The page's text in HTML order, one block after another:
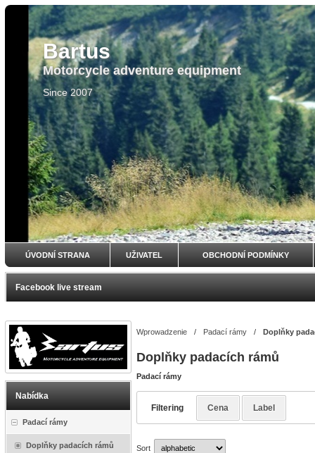
Bartus
Motorcycle adventure equipment
Since 2007
ÚVODNÍ STRANA UŽIVATEL OBCHODNÍ PODMÍNKY
Facebook live stream
Nabídka
Padací rámy
Doplňky padacích rámů
Wprowadzenie / Padací rámy / Doplňky
Doplňky padacích rámů
Padací rámy
Filtering Cena Label
Sort